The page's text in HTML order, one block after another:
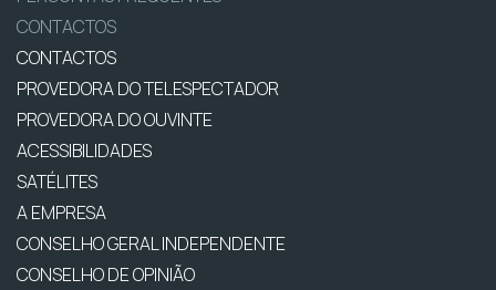
CONTACTOS
CONTACTOS
PROVEDORA DO TELESPECTADOR
PROVEDORA DO OUVINTE
ACESSIBILIDADES
SATÉLITES
A EMPRESA
CONSELHO GERAL INDEPENDENTE
CONSELHO DE OPINIÃO